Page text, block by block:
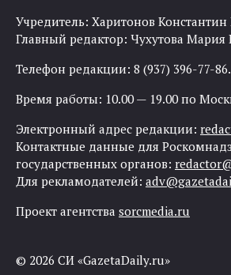
Учредитель: Харитонов
Главный редактор: Чухутова Мария
Телефон редакции: 8 (937) 396-77-86.
Время работы: 10.00 — 19.00 по
Электронный адрес редакции:
Контактные данные для
государственных органов:
Для рекламодателей:
Проект агентства sorcmedia.ru
© 2026 СИ «GazetaDaily.ru»